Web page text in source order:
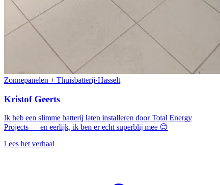
Zonnepanelen + Thuisbatterij·Hasselt
Kristof Geerts
Ik heb een slimme batterij laten installeren door Total Energy
Projects — en eerlijk, ik ben er echt superblij mee 😊
Lees het verhaal